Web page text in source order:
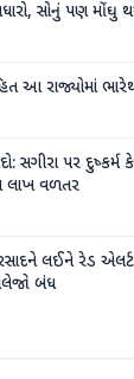
સોનું પણ મોંઘુ
આ રાજ્યોમાં
સગીરા પર
વળતર
લઈને રેડ
બંધ